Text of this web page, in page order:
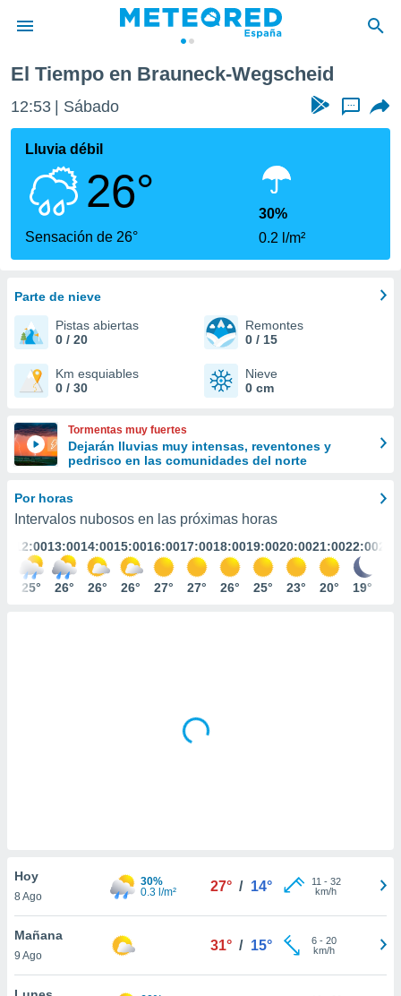
de
por
se
calidad.
a este
las
y
forma
basada
permite
coste.
botón
a la
nuestra
y
de
ACEPTAR
CONTINUAR
CONFIGURACIÓN
El Tiempo en Brauneck-Wegscheid
12:53 Sábado ...
Lluvia débil
26°
Sensación de 26°
30%
0.2 l/m²
Parte de nieve
Pistas abiertas
0 / 20
Remontes
0 / 15
Km esquiables
0 / 30
Nieve
0 cm
Tormentas muy fuertes
Dejarán lluvias muy intensas, reventones y
pedrisco en las comunidades del norte
Por horas
Intervalos nubosos en las próximas horas
12:00
25°
13:00
26°
14:00
26°
15:00
26°
16:00
27°
17:00
27°
18:00
26°
19:00
25°
20:00
23°
21:00
20°
22:00
19°
Hoy
8 Ago
30%
0.3 l/m²
27° / 14° 11 - 32
km/h
Mañana
9 Ago
31° / 15° 6- 20
km/h